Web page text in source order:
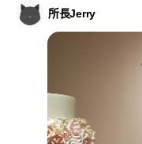
所長Jerry